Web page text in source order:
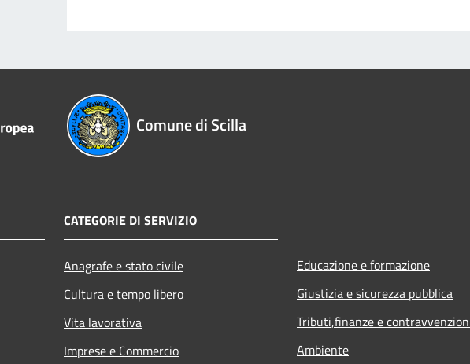
Comune di Scilla
CATEGORIE DI SERVIZIO
Anagrafe e stato civile
Cultura e tempo libero
Vita lavorativa
Imprese e Commercio
Educazione e formazione
Giustizia e sicurezza pubblica
Tributi,finanze e
Ambiente